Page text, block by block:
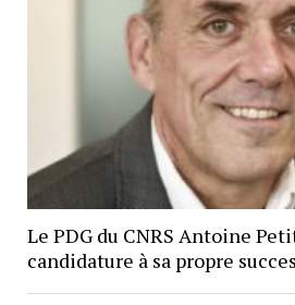
Le PDG du CNRS Antoine
candidature à sa propre